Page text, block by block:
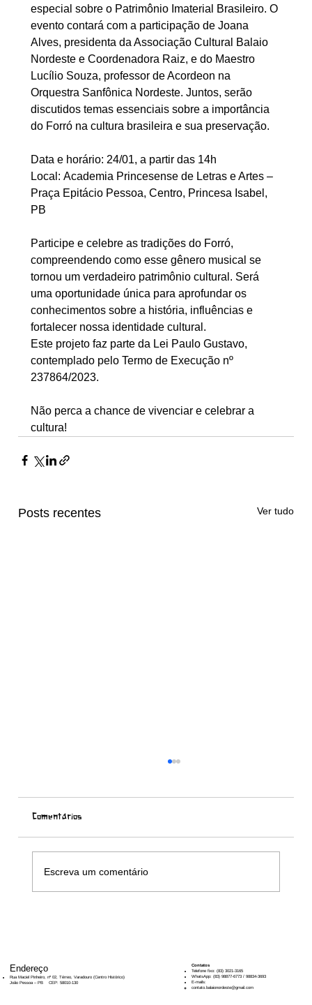
especial sobre o Patrimônio Imaterial Brasileiro. O
evento contará com a participação de Joana
Alves, presidenta da Associação Cultural Balaio
Nordeste e Coordenadora Raiz, e do Maestro
Lucílio Souza, professor de Acordeon na
Orquestra Sanfônica Nordeste. Juntos, serão
discutidos temas essenciais sobre a importância
do Forró na cultura brasileira e sua preservação.
Data e horário: 24/01, a partir das 14h
Local: Academia Princesense de Letras e Artes –
Praça Epitácio Pessoa, Centro, Princesa Isabel,
PB
Participe e celebre as tradições do Forró,
compreendendo como esse gênero musical se
tornou um verdadeiro patrimônio cultural. Será
uma oportunidade única para aprofundar os
conhecimentos sobre a história, influências e
fortalecer nossa identidade cultural.
Este projeto faz parte da Lei Paulo Gustavo,
contemplado pelo Termo de Execução nº
237864/2023.
Não perca a chance de vivenciar e celebrar a
cultura!
Posts recentes Ver tudo
Comentários
Escreva um comentário
Endereço
Rua Maciel Pinheiro, nº 02, Térreo, Varadouro (Centro Histórico)
João Pessoa – PB CEP: 58010-130
​​Contatos
Telefone fixo: (83) 3021-3165
WhatsApp: (83) 98877-6773 / 98834-3693
E-mails:
contato.balaionordeste@gmail.com